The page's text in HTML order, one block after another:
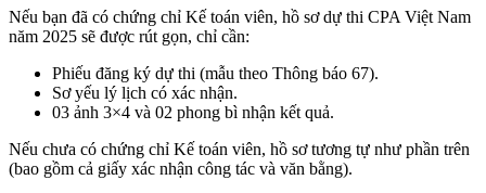
Nếu bạn đã có chứng chỉ Kế toán viên, hồ sơ dự thi CPA Việt Nam
năm 2025 sẽ được rút gọn, chỉ cần:
Phiếu đăng ký dự thi (mẫu theo Thông báo 67).
Sơ yếu lý lịch có xác nhận.
03 ảnh 3×4 và 02 phong bì nhận kết quả.
Nếu chưa có chứng chỉ Kế toán viên, hồ sơ tương tự như phần trên
(bao gồm cả giấy xác nhận công tác và văn bằng).